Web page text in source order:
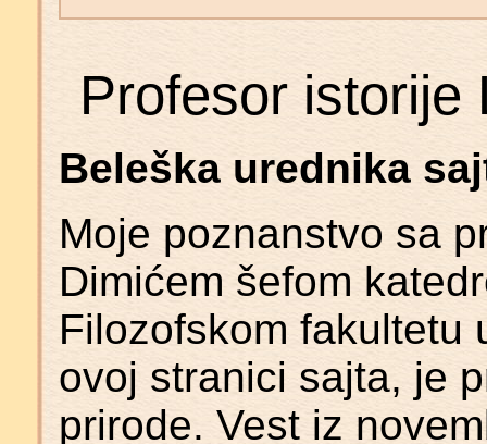
Profesor istorije
Beleška urednika
Moje poznanstvo sa
Dimićem šefom
Filozofskom fakultetu
ovoj stranici sajta, je
prirode. Vest iz